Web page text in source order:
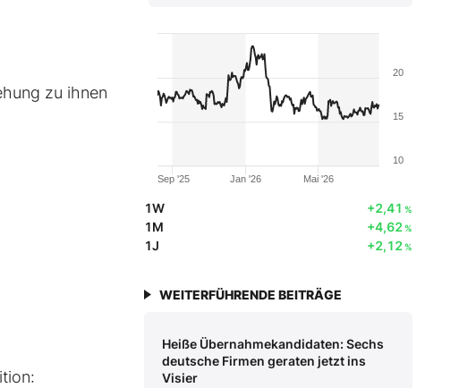
zu ihnen
Jan '26
Sep '25 Mai '26
10
15
20
1W +2,41 %
1M +4,62%
1J +2,12%
WEITERFÜHRENDE BEITRÄGE
Heiße Übernahmekandidaten: Sechs
deutsche Firmen geraten jetzt ins
Visier